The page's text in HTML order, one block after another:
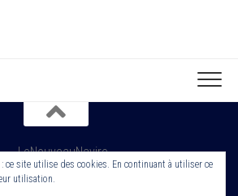
Navire. Tout droit Réservé. Edité par
ce site utilise des cookies. En continuant à utiliser ce
utilisation.